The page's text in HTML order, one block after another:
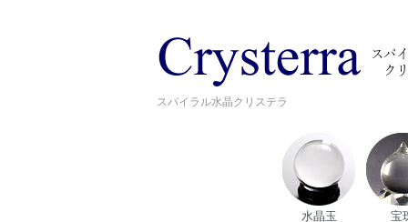
スパイラル水晶クリステラ
水晶玉 宝